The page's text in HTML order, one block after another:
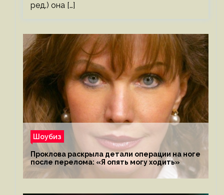
ред.) она […]
Шоубиз
Проклова раскрыла детали операции на ноге
после перелома: «Я опять могу ходить»